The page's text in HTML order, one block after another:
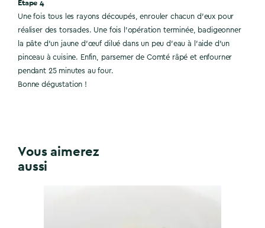
Étape 4
Une fois tous les rayons découpés, enrouler chacun d’eux pour
réaliser des torsades. Une fois l'opération terminée, badigeonner
la pâte d'un jaune d’œuf dilué dans un peu d'eau à l'aide d'un
pinceau à cuisine. Enfin, parsemer de Comté râpé et enfourner
pendant 25 minutes au four.
Bonne dégustation !
Vous aimerez
aussi